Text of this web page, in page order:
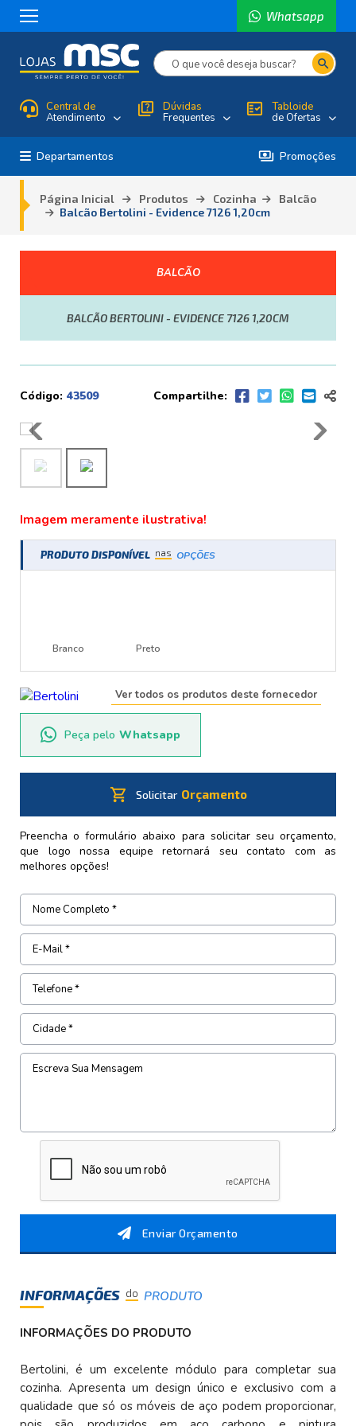
Whatsapp
search
Central de
Atendimento quiz Dúvidas
Frequentes fact_check Tabloide
de Ofertas
Departamentos payments Promoções
Página Inicial Produtos Cozinha
Balcão
Balcão Bertolini - Evidence 7126 1,20cm
BALCÃO
BALCÃO BERTOLINI - EVIDENCE 7126 1,20CM
Código: 43509 Compartilhe:
Imagem meramente ilustrativa!
PRODUTO DISPONÍVEL nas OPÇÕES
Branco Preto
Ver todos os produtos deste fornecedor
Peça pelo Whatsapp
shopping_cart Solicitar Orçamento
Preencha o formulário abaixo para solicitar seu orçamento,
que logo nossa equipe retornará seu contato com as
melhores opções!
Enviar Orçamento
INFORMAÇÕES do PRODUTO
INFORMAÇÕES DO PRODUTO
Bertolini, é um excelente módulo para completar sua
cozinha. Apresenta um design único e exclusivo com a
qualidade que só os móveis de aço podem proporcionar,